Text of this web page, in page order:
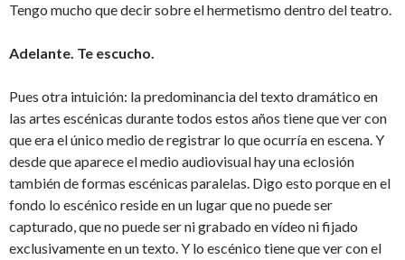
Tengo mucho que decir sobre el hermetismo dentro del teatro.
Adelante. Te escucho.
Pues otra intuición: la predominancia del texto dramático en
las artes escénicas durante todos estos años tiene que ver con
que era el único medio de registrar lo que ocurría en escena. Y
desde que aparece el medio audiovisual hay una eclosión
también de formas escénicas paralelas. Digo esto porque en el
fondo lo escénico reside en un lugar que no puede ser
capturado, que no puede ser ni grabado en vídeo ni fijado
exclusivamente en un texto. Y lo escénico tiene que ver con el